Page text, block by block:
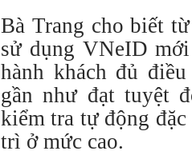
Bà Trang cho biết
sử dụng VNeID
hành khách đủ
gần như đạt tuyệt
kiểm tra tự động
trì ở mức cao.